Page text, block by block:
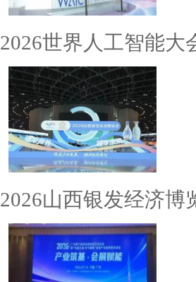
2026世界人工智能大
2026山西银发经济博